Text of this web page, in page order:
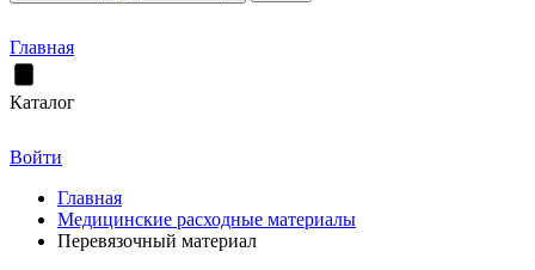
Главная
Каталог
Войти
Главная
Медицинские расходные материалы
Перевязочный материал